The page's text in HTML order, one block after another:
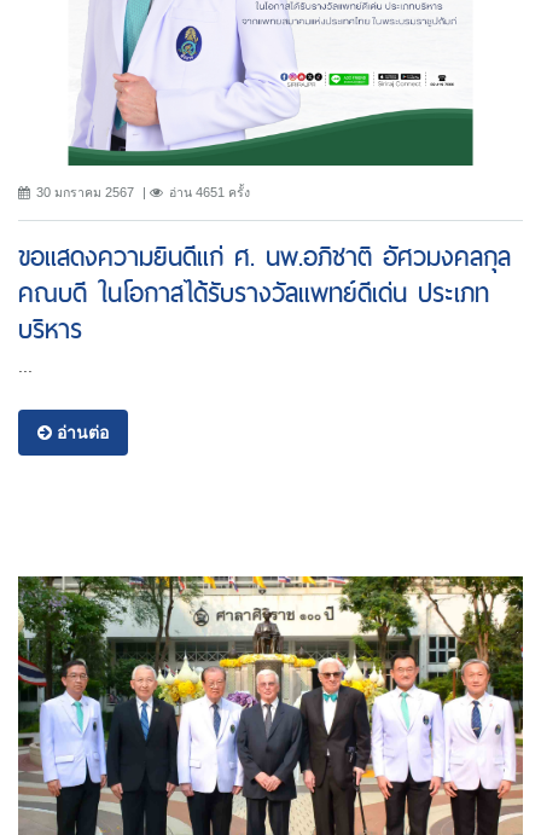
30 มกราคม 2567 อ่าน 4651 ครั้ง
ขอแสดงความยินดีแก่ ศ. นพ.อภิชาติ อัศวมงคลกุล
คณบดี ในโอกาสได้รับรางวัลแพทย์ดีเด่น ประเภท
บริหาร
...
อ่านต่อ